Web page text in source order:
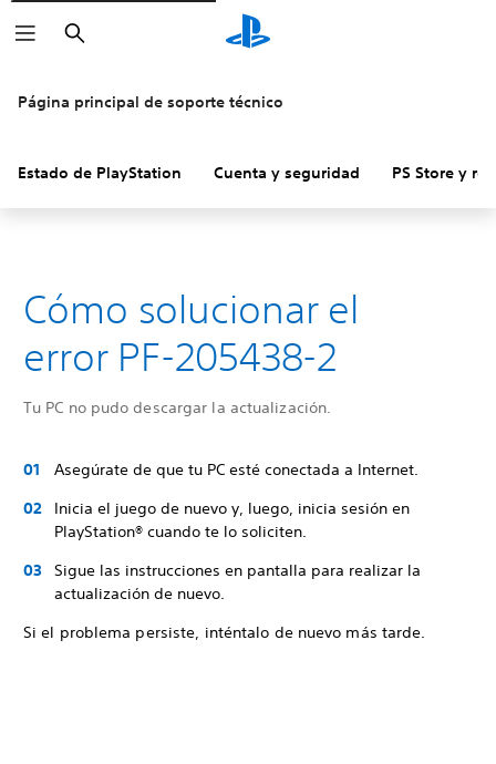
Buscar
Página principal de soporte técnico
Estado de PlayStation Cuenta y seguridad PS Store y
Cómo solucionar el
error PF-205438-2
Tu PC no pudo descargar la actualización.
Asegúrate de que tu PC esté conectada a Internet.
Inicia el juego de nuevo y, luego, inicia sesión en
PlayStation® cuando te lo soliciten.
Sigue las instrucciones en pantalla para realizar la
actualización de nuevo.
Si el problema persiste, inténtalo de nuevo más tarde.